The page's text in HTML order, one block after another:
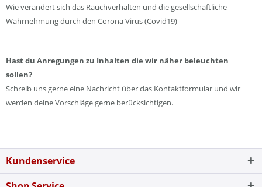
Wie verändert sich das Rauchverhalten und die gesellschaftliche
Wahrnehmung durch den Corona Virus (Covid19)
Hast du Anregungen zu Inhalten die wir näher beleuchten
sollen?
Schreib uns gerne eine Nachricht über das Kontaktformular und wir
werden deine Vorschläge gerne berücksichtigen.
Kundenservice